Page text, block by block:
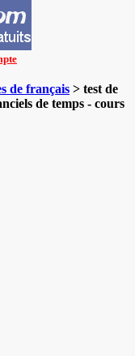
de français > test de
de temps - cours